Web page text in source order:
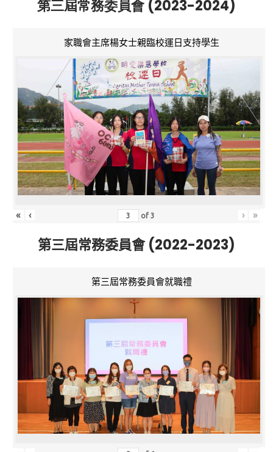
第三屆常務委員會 (2023-2024)
家職會主席楊女士親臨校運日支持學生
« ‹ of3 › »
第三屆常務委員會 (2022-2023)
第三屆常務委員會就職禮